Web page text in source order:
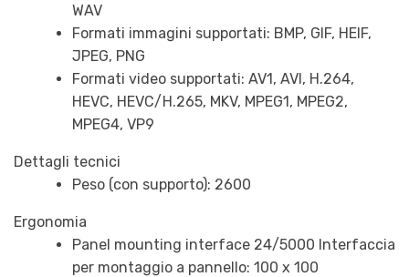
WAV
Formati immagini supportati: BMP, GIF, HEIF,
JPEG, PNG
Formati video supportati: AV1, AVI, H.264,
HEVC, HEVC/H.265, MKV, MPEG1, MPEG2,
MPEG4, VP9
Dettagli tecnici
Peso (con supporto): 2600
Ergonomia
Panel mounting interface 24/5000 Interfaccia
per montaggio a pannello: 100 x 100